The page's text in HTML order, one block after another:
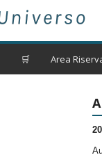
🛒 Area